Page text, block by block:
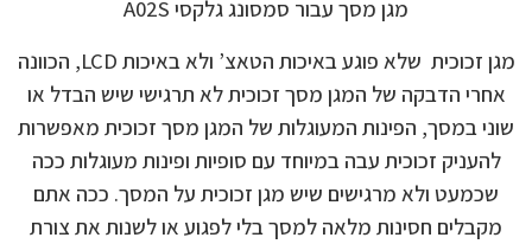
מגן מסך עבור סמסונג גלקסי A02S
מגן זכוכית שלא פוגע באיכות הטאצ’ ולא באיכות LCD, הכוונה
אחרי הדבקה של המגן מסך זכוכית לא תרגישי שיש הבדל או
שוני במסך, הפינות המעוגלות של המגן מסך זכוכית מאפשרות
להעניק זכוכית עבה במיוחד עם סופיות ופינות מעוגלות ככה
שכמעט ולא מרגישים שיש מגן זכוכית על המסך. ככה אתם
מקבלים חסינות מלאה למסך בלי לפגוע או לשנות את צורת